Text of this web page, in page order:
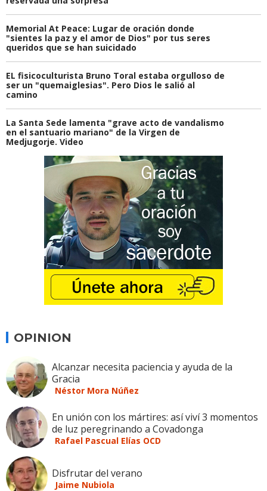
Memorial At Peace: Lugar de oración donde
"sientes la paz y el amor de Dios" por tus seres
queridos que se han suicidado
EL fisicoculturista Bruno Toral estaba orgulloso de
ser un "quemaiglesias". Pero Dios le salió al
camino
La Santa Sede lamenta "grave acto de vandalismo
en el santuario mariano" de la Virgen de
Medjugorje. Video
OPINION
Alcanzar necesita paciencia y ayuda de la
Gracia
Néstor Mora Núñez
En unión con los mártires: así viví 3 momentos
de luz peregrinando a Covadonga
Rafael Pascual Elías OCD
Disfrutar del verano
Jaime Nubiola